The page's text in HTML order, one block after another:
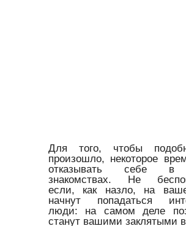
Для того, чтобы
произошло, некоторое
отказывать себе в
знакомствах. Не
если, как назло, на
начнут попадаться
люди: на самом деле
станут вашими заклятыми